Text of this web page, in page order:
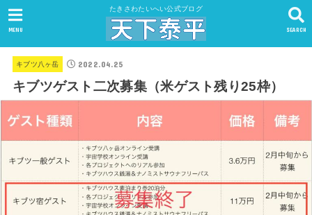
たきさわたいへい公式ブログ
SEARCH
MENU
キブツ八ヶ岳 2022.04.25
キブツゲスト二次募集（米ゲスト残り25枠）